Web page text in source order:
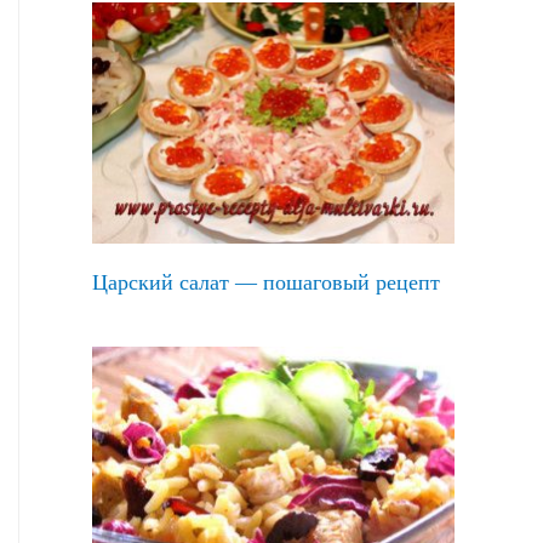
Царский салат — пошаговый рецепт